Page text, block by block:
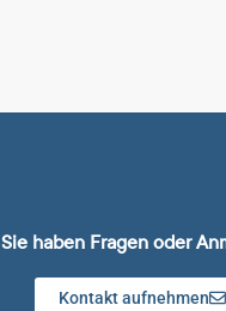
Sie haben Fragen oder
Kontakt aufnehmen